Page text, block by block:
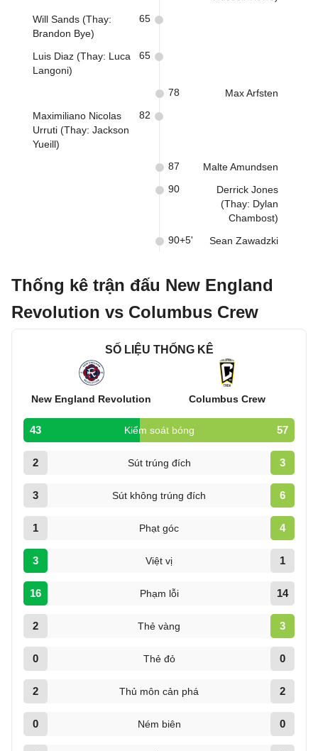
Will Sands (Thay:
Brandon Bye)
65
Luis Diaz (Thay: Luca
Langoni)
65
Max Arfsten
78
Maximiliano Nicolas
Urruti (Thay: Jackson
Yueill)
82
Malte Amundsen
87
Derrick Jones
(Thay: Dylan
Chambost)
90
Sean Zawadzki
90+5'
Thống kê trận đấu New England
Revolution vs Columbus Crew
SỐ LIỆU THỐNG KÊ
New England Revolution Columbus Crew
43 Kiểm soát bóng 57
2 Sút trúng đích 3
3 Sút không trúng đích 6
1 Phạt góc 4
3 Việt vị 1
16 Phạm lỗi 14
2 Thẻ vàng 3
0 Thẻ đỏ 0
2 Thủ môn cản phá 2
0 Ném biên 0